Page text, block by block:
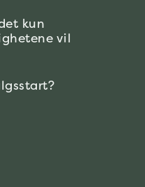
kun
vil